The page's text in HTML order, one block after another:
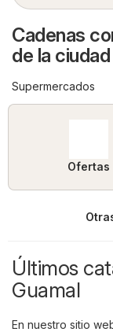
Cadenas
de la
Supermercados
Ofertas
Últimos
Guamal
En nuestro sitio